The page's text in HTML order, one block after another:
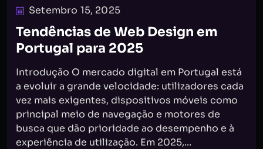
Setembro 15, 2025
Tendências de Web Design em
Portugal para 2025
Introdução O mercado digital em Portugal está
a evoluir a grande velocidade: utilizadores cada
vez mais exigentes, dispositivos móveis como
principal meio de navegação e motores de
busca que dão prioridade ao desempenho e à
experiência de utilização. Em 2025,...